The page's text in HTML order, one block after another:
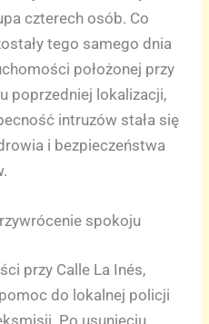
czterech osób. Co
tego samego dnia
położonej przy
poprzedniej lokalizacji,
intruzów stała się
i bezpieczeństwa
spokoju
przy Calle La Inés,
do lokalnej policji
Po usunięciu